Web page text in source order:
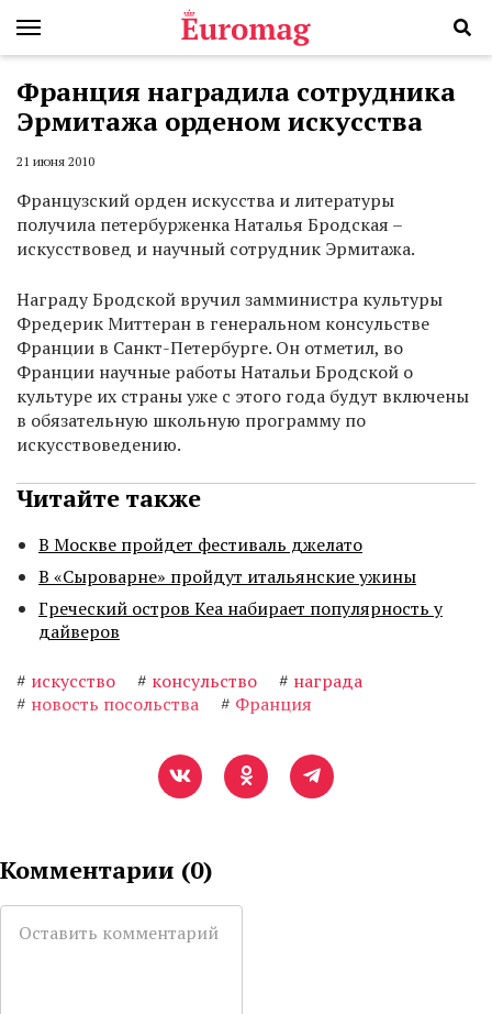
Франция наградила сотрудника
Эрмитажа орденом искусства
21 июня 2010
Французский орден искусства и литературы
получила петербурженка Наталья Бродская –
искусствовед и научный сотрудник Эрмитажа.
Награду Бродской вручил замминистра культуры
Фредерик Миттеран в генеральном консульстве
Франции в Санкт-Петербурге. Он отметил, во
Франции научные работы Натальи Бродской о
культуре их страны уже с этого года будут включены
в обязательную школьную программу по
искусствоведению.
Читайте также
В Москве пройдет фестиваль джелато
В «Сыроварне» пройдут итальянские ужины
Греческий остров Кеа набирает популярность у
дайверов
# искусство # консульство # награда
# новость посольства # Франция
Комментарии (0)